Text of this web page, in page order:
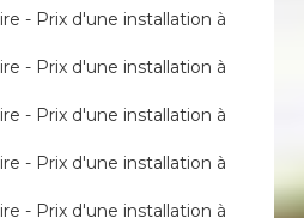
- Prix d'une installation à
- Prix d'une installation à
- Prix d'une installation à
- Prix d'une installation à
- Prix d'une installation à